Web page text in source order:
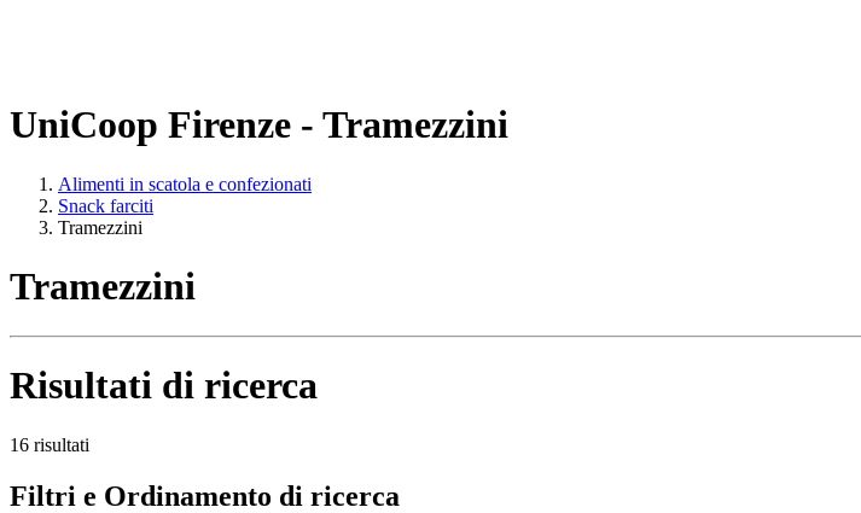
UniCoop Firenze - Tramezzini
Alimenti in scatola e confezionati
Snack farciti
Tramezzini
Tramezzini
Risultati di ricerca
16 risultati
Filtri e Ordinamento di ricerca